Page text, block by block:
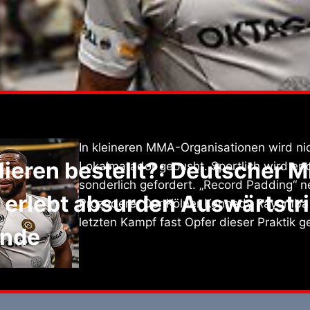
bestellt?: Deutscher
erlebt absurden
In kleineren MMA-Organisationen wird
Lokalmatador gepusht. Sportlich wird er
sonderlich gefordert. „Record Padding“
Prozedere. Der Kölner Kennedy
letzten Kampf fast Opfer dieser Praktik